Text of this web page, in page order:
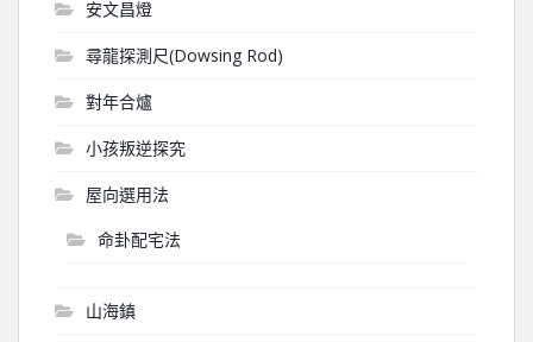
安文昌燈
尋龍探測尺(Dowsing Rod)
對年合爐
小孩叛逆探究
屋向選用法
命卦配宅法
山海鎮